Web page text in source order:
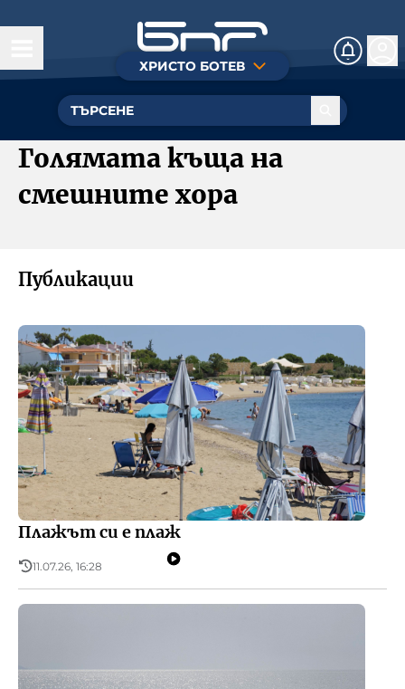
ХРИСТО БОТЕВ
Днес
Култура
Музика
Познание
Радиотеатър
БНР
Детското.БНР
Архивен фонд на БНР
Голямата къща на
смешните хора
Публикации
Плажът си е плаж
11.07.26, 16:28